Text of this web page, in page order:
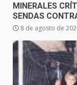
MINERALES
SENDAS
8 de agosto de